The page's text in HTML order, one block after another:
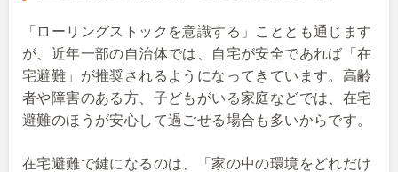
「ローリングストックを意識する」こととも通じます
が、近年一部の自治体では、自宅が安全であれば「在
宅避難」が推奨されるようになってきています。高齢
者や障害のある方、子どもがいる家庭などでは、在宅
避難のほうが安心して過ごせる場合も多いからです。
在宅避難で鍵になるのは、「家の中の環境をどれだけ